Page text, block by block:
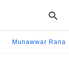
Munawwar Rana